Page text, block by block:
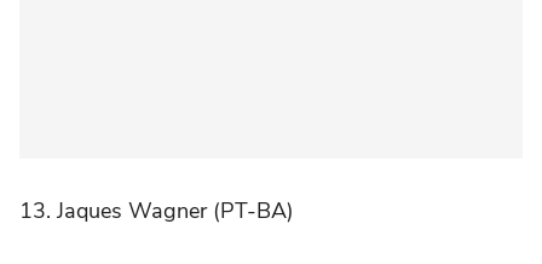
13. Jaques Wagner (PT-BA)